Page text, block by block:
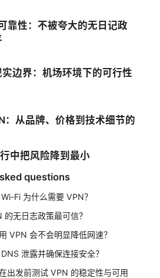
靠性：不被夸大的无日记政
边界：机场环境下的可行性
：从品牌、价格到技术细节的
中把风险降到最小
questions
Fi 为什么需要 VPN？
的无日志政策最可信？
VPN 会不会明显降低网速？
泄露并确保连接安全？
出发前测试 VPN 的稳定性与可用